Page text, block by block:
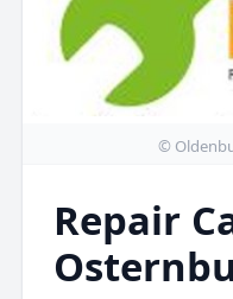
©
Repair